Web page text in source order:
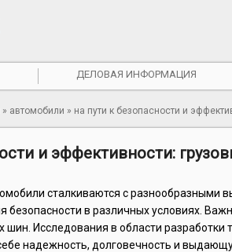
ДЕЛОВАЯ ИНФОРМАЦИЯ
» автомобили » на пути к безопасности и
и эффективности:
сталкиваются с разнообразными
безопасности в различных условиях.
шин. Исследования в области
надежность, долговечность и